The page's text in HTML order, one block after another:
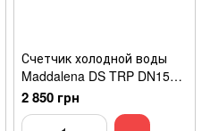
Счетчик холодной воды
Maddalena DS TRP DN15
R160
2 850 грн